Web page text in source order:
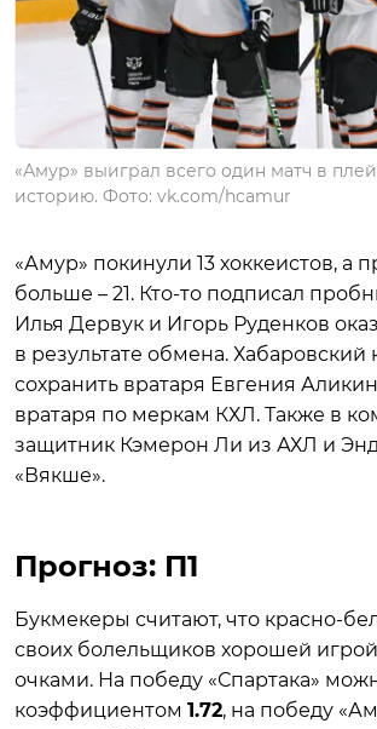
«Амур» выиграл всего один матч в
историю. Фото: vk.com/hcamur
«Амур» покинули 13 хоккеистов, а
больше – 21. Кто-то подписал
Илья Дервук и Игорь Руденков
в результате обмена. Хабаровский
сохранить вратаря Евгения
вратаря по меркам КХЛ. Также в
защитник Кэмерон Ли из АХЛ и
«Вякше».
Прогноз: П1
Букмекеры считают, что красно-
своих болельщиков хорошей
очками. На победу «Спартака»
коэффициентом 1.72, на победу